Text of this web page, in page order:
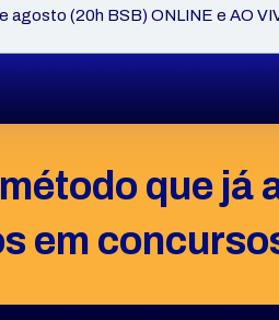
agosto (20h BSB) ONLINE e AO
que já
em